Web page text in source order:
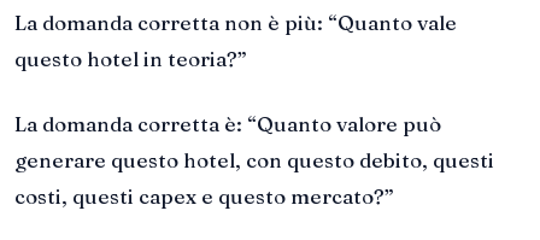
La domanda corretta non è più: “Quanto vale
questo hotel in teoria?”
La domanda corretta è: “Quanto valore può
generare questo hotel, con questo debito, questi
costi, questi capex e questo mercato?”